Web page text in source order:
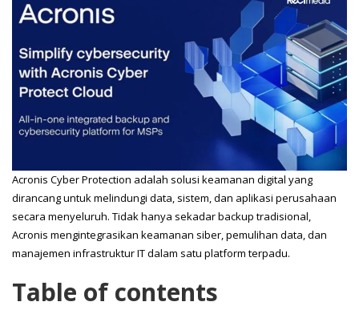
Acronis Cyber Protection adalah solusi keamanan digital yang
dirancang untuk melindungi data, sistem, dan aplikasi perusahaan
secara menyeluruh. Tidak hanya sekadar backup tradisional,
Acronis mengintegrasikan keamanan siber, pemulihan data, dan
manajemen infrastruktur IT dalam satu platform terpadu.
Table of contents